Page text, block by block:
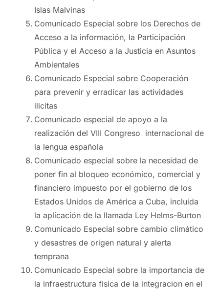
Islas Malvinas
Comunicado Especial sobre los Derechos de
Acceso a la información, la Participación
Pública y el Acceso a la Justicia en Asuntos
Ambientales
Comunicado Especial sobre Cooperación
para prevenir y erradicar las actividades
ilicitas
Comunicado especial de apoyo a la
realización del VIII Congreso internacional de
la lengua española
Comunicado especial sobre la necesidad de
poner fin al bloqueo económico, comercial y
financiero impuesto por el gobierno de los
Estados Unidos de América a Cuba, incluida
la aplicación de la llamada Ley Helms-Burton
Comunicado Especial sobre cambio climático
y desastres de origen natural y alerta
temprana
Comunicado Especial sobre la importancia de
la infraestructura fisica de la integracion en el